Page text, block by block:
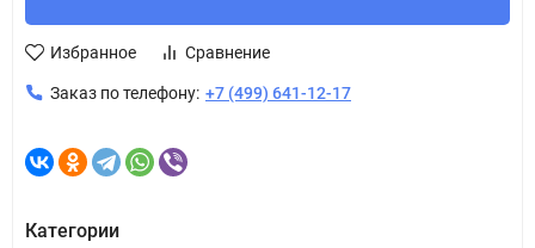
Избранное Сравнение
Заказ по телефону: +7 (499) 641-12-17
Категории